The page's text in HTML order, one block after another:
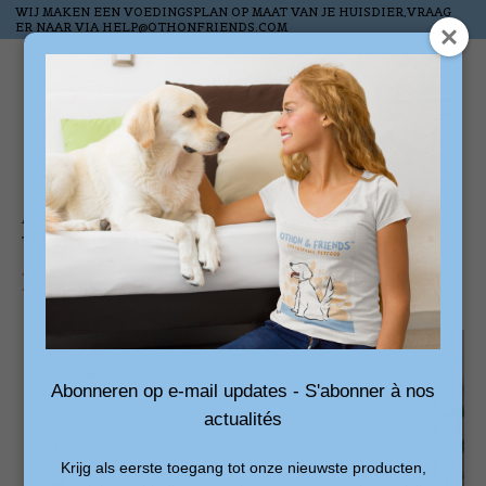
WIJ MAKEN EEN VOEDINGSPLAN OP MAAT VAN JE HUISDIER,VRAAG
ER NAAR VIA HELP@OTHONFRIENDS.COM
Liste de
Accueil /
TRIXIE KATTENMAND TIPI BOHO BEIGE 55X55X65 CM
Product image slideshow Items
Abonneren op e-mail updates - S'abonner à nos
actualités
Krijg als eerste toegang tot onze nieuwste producten,